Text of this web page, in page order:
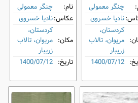
چنگر معمولی
نادیا خسروی
کردستان،
مریوان، تالاب
زریبار
1400/07/12
نام:
چنگر معمولی
عکاس:نادیا خسروی
مکان:
کردستان،
مریوان، تالاب
زریبار
تاریخ: 1400/07/12